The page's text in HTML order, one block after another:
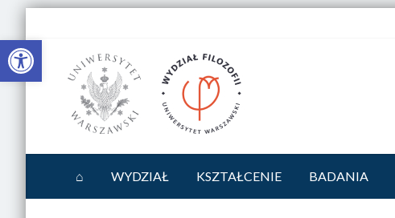
Otwórz pasek narzędzi
⌂ WYDZIAŁ KSZTAŁCENIE BADANIA